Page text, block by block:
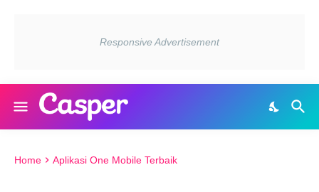
Home Aplikasi One Mobile Terbaik